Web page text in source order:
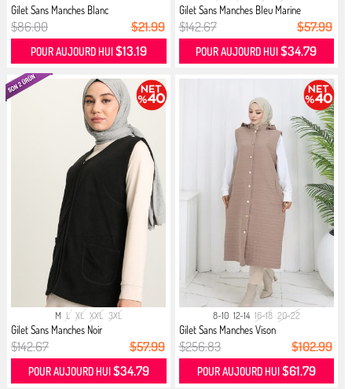
Gilet Sans Manches Blanc
$86.00 $21.99
POUR AUJOURD HUI $13.19
Gilet Sans Manches Bleu Marine
$142.67 $57.99
POUR AUJOURD HUI$34.79
M L XL XXL 3XL
Gilet Sans Manches Noir
$142.67 $57.99
POUR AUJOURD HUI $34.79
8-10 12-14 16-18 20-22
Gilet Sans Manches Vison
$256.83 $102.99
POUR AUJOURD HUI $61.79